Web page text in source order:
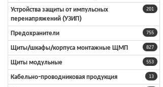
201
Устройства защиты от импульсных
перенапряжений (УЗИП)
755
Предохранители
827
Щиты/шкафы/корпуса монтажные ЩМП
553
Щиты модульные
13
Кабельно-проводниковая продукция